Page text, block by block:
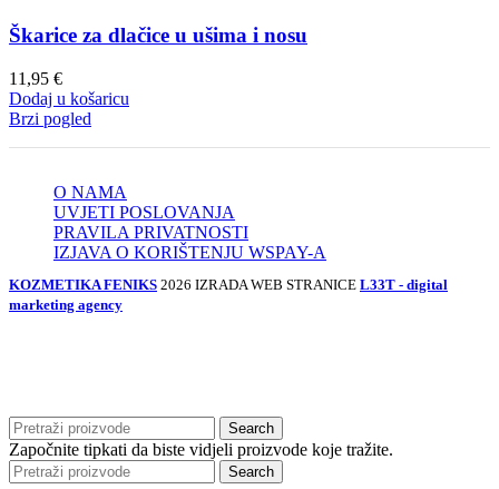
Škarice za dlačice u ušima i nosu
11,95 €
Dodaj u košaricu
Brzi pogled
O NAMA
UVJETI POSLOVANJA
PRAVILA PRIVATNOSTI
IZJAVA O KORIŠTENJU WSPAY-A
KOZMETIKA FENIKS 2026 IZRADA WEB STRANICE L33T - digital
marketing agency
Search
Započnite tipkati da biste vidjeli proizvode koje tražite.
Search